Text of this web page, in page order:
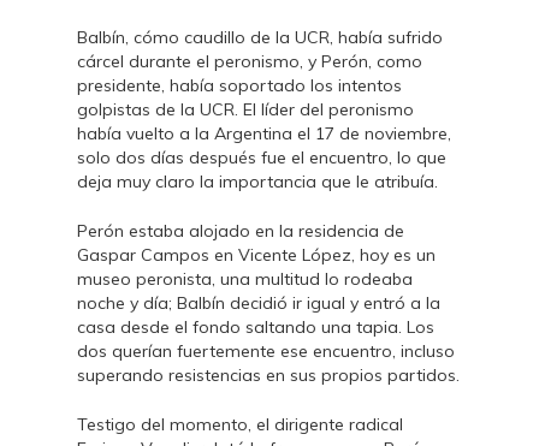
Balbín, cómo caudillo de la UCR, había sufrido
cárcel durante el peronismo, y Perón, como
presidente, había soportado los intentos
golpistas de la UCR. El líder del peronismo
había vuelto a la Argentina el 17 de noviembre,
solo dos días después fue el encuentro, lo que
deja muy claro la importancia que le atribuía.
Perón estaba alojado en la residencia de
Gaspar Campos en Vicente López, hoy es un
museo peronista, una multitud lo rodeaba
noche y día; Balbín decidió ir igual y entró a la
casa desde el fondo saltando una tapia. Los
dos querían fuertemente ese encuentro, incluso
superando resistencias en sus propios partidos.
Testigo del momento, el dirigente radical